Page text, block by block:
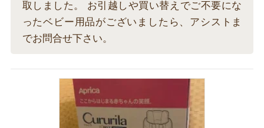
取しました。 お引越しや買い替えでご不要にな
ったベビー用品がございましたら、アシストま
でお問合せ下さい。